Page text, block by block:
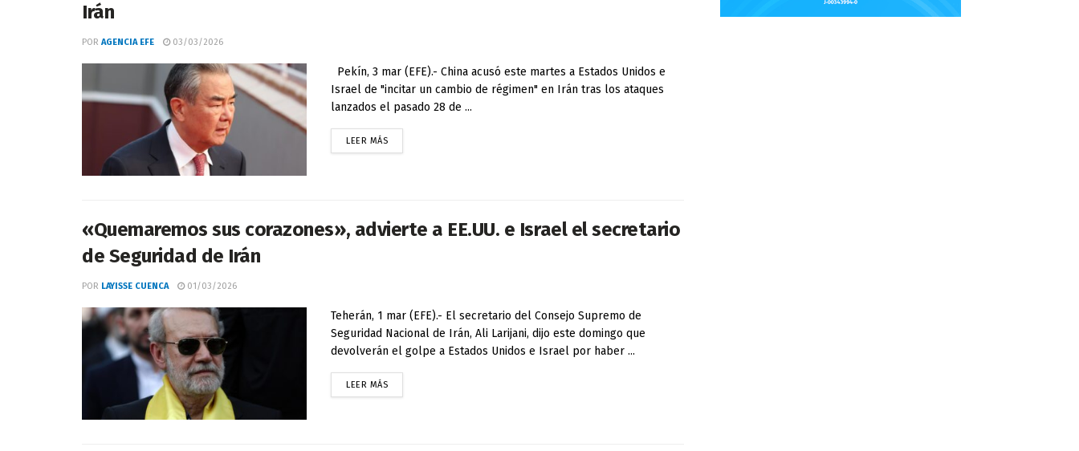
Irán
POR AGENCIA EFE 03/03/2026
Pekín, 3 mar (EFE).- China acusó este martes a Estados Unidos e
Israel de "incitar un cambio de régimen" en Irán tras los ataques
lanzados el pasado 28 de ...
LEER MÁS
«Quemaremos sus corazones», advierte a EE.UU. e Israel el secretario
de Seguridad de Irán
POR LAYISSE CUENCA 01/03/2026
Teherán, 1 mar (EFE).- El secretario del Consejo Supremo de
Seguridad Nacional de Irán, Ali Larijani, dijo este domingo que
devolverán el golpe a Estados Unidos e Israel por haber ...
LEER MÁS